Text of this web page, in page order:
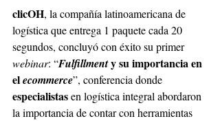
clicOH, la compañía latinoamericana de
logística que entrega 1 paquete cada 20
segundos, concluyó con éxito su primer
webinar: “Fulfillment y su importancia en
el ecommerce”, conferencia donde
especialistas en logística integral abordaron
la importancia de contar con herramientas